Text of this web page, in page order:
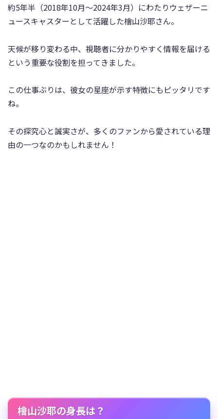
約5年半（2018年10月～2024年3月）にわたりウェザーニ
ュースキャスターとして活躍した檜山沙耶さん。
天候が移り変わる中、視聴者に分かりやすく情報を届ける
という重要な役割を担ってきました。
この仕事ぶりは、彼女の星座が示す特徴にもピッタリです
ね。
その探究心と誠実さが、多くのファンから愛されている理
由の一つなのかもしれません！
檜山沙耶の身長は？